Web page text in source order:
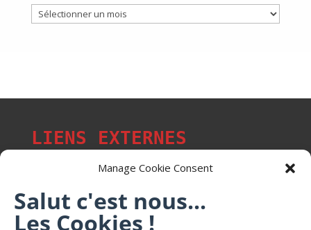
Manage Cookie Consent
Salut c'est nous...
Les Cookies !
Archives
LIENS EXTERNES
Les p'tits citoyens de Mont-Saint-Martin